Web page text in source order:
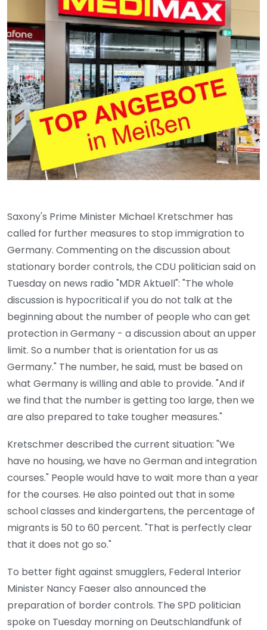
Saxony's Prime Minister Michael Kretschmer has
called for further measures to stop immigration to
Germany. Commenting on the discussion about
stationary border controls, the CDU politician said on
Tuesday on news radio "MDR Aktuell": "The whole
discussion is hypocritical if you do not talk at the
beginning about the number of people who can get
protection in Germany - a discussion about an upper
limit. So a number that is orientation for us as
Germany." The number, he said, must be based on
what Germany is willing and able to provide. "And if
we find that the number is getting too large, then we
are also prepared to take tougher measures."
Kretschmer described the current situation: "We
have no housing, we have no German and integration
courses." People would have to wait more than a year
for the courses. He also pointed out that in some
school classes and kindergartens, the percentage of
migrants is 50 to 60 percent. "That is perfectly clear
that it does not go so."
To better fight against smugglers, Federal Interior
Minister Nancy Faeser also announced the
preparation of border controls. The SPD politician
spoke on Tuesday morning on Deutschlandfunk of